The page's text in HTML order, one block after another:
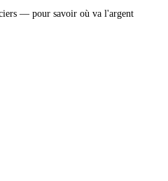
— pour savoir où va l'argent